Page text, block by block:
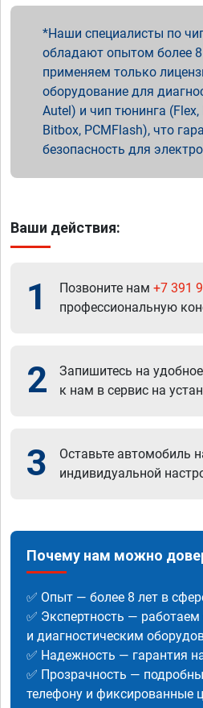
Наши специалисты по
обладают опытом более
применяем только
оборудование для
Autel) и чип тюнинга (Flex,
Bitbox, PCMFlash), что
безопасность для
Ваши действия:
1 Позвоните нам +7 391
профессиональную
2
Запишитесь на
к нам в сервис на
3
Оставьте автомобиль
индивидуальной
Почему нам можно
✅ Опыт — более 8 лет в
✅ Экспертность —
и диагностическим
✅ Надежность — гарантия
✅ Прозрачность —
телефону и фиксированные